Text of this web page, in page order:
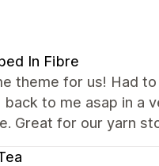
In Fibre
theme for us! Had
to me asap in a
Great for our yarn